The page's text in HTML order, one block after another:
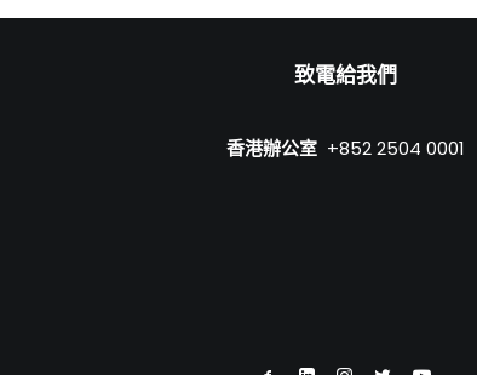
致電給我們
香港辦公室 +852 2504 0001